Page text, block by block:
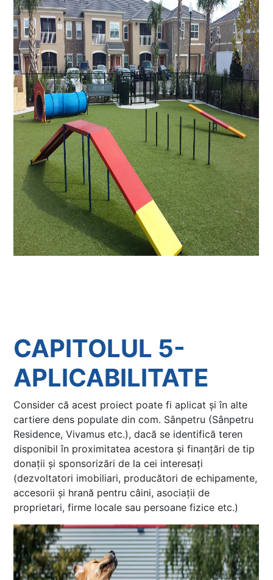
CAPITOLUL 5-
APLICABILITATE
Consider că acest proiect poate fi aplicat și în alte
cartiere dens populate din com. Sânpetru (Sânpetru
Residence, Vivamus etc.), dacă se identifică teren
disponibil în proximitatea acestora și finanțări de tip
donații și sponsorizări de la cei interesați
(dezvoltatori imobiliari, producători de echipamente,
accesorii și hrană pentru câini, asociații de
proprietari, firme locale sau persoane fizice etc.)